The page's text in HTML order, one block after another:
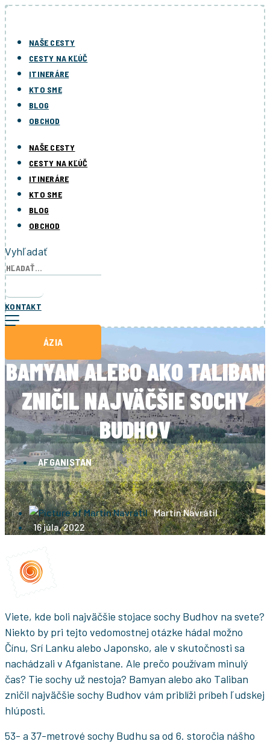
Preskočiť
na
obsahNAŠE CESTY
CESTY NA KĽÚČ
ITINERÁRE
KTO SME
BLOG
OBCHOD
NAŠE CESTY
CESTY NA KĽÚČ
ITINERÁRE
KTO SME
BLOG
OBCHOD
Vyhľadať
KONTAKT
ÁZIA
BAMYAN ALEBO AKO TALIBAN
ZNIČIL NAJVÄČŠIE SOCHY
BUDHOV
AFGANISTAN
Martin Navrátil
16 júla, 2022
Viete, kde boli najväčšie stojace sochy Budhov na svete?
Niekto by pri tejto vedomostnej otázke hádal možno
Čínu, Srí Lanku alebo Japonsko, ale v skutočnosti sa
nachádzali v Afganistane. Ale prečo používam minulý
čas? Tie sochy už nestoja? Bamyan alebo ako Taliban
zničil najväčšie sochy Budhov vám priblíži príbeh ľudskej
hlúposti.
53- a 37-metrové sochy Budhu sa od 6. storočia nášho